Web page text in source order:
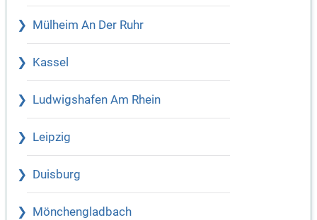
Mülheim An Der Ruhr
Kassel
Ludwigshafen Am Rhein
Leipzig
Duisburg
Mönchengladbach